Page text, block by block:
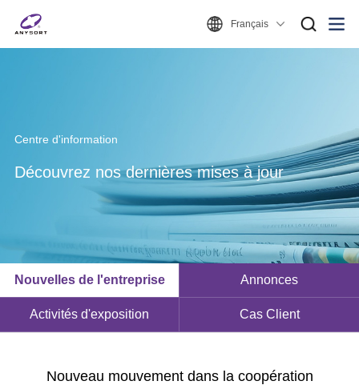
Français
Centre d'information
Découvrez nos dernières mises à jour
Nouvelles de l'entreprise Annonces
Activités d'exposition Cas Client
Nouveau mouvement dans la coopération